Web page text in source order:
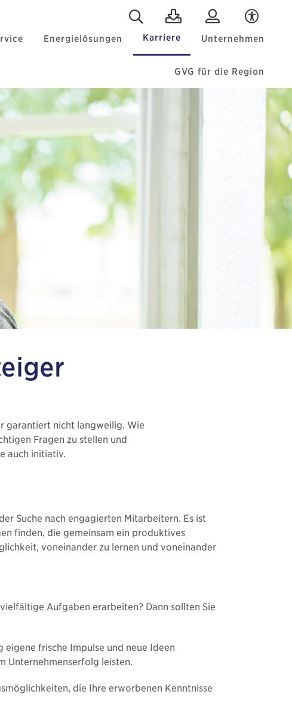
Energielösungen Karriere Unternehmen
GVG für die Region
garan­tiert nicht langweilig. Wie
Fragen zu stellen und
auch initiativ.
Suche nach engagierten Mitarbeitern. Es ist
finden, die gemeinsam ein produktives
voneinander zu lernen und voneinander
Aufgaben erarbeiten? Dann sollten Sie
frische Impulse und neue Ideen
Unternehmenserfolg leisten.
die Ihre erworbenen Kenntnisse